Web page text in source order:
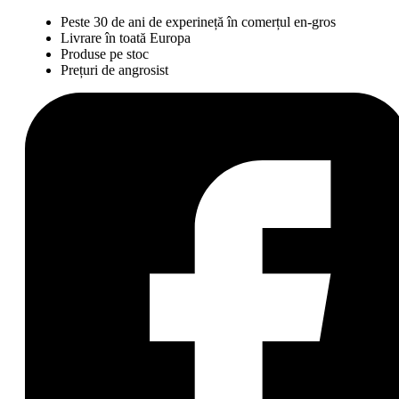
Peste 30 de ani de experineță în comerțul en-gros
Livrare în toată Europa
Produse pe stoc
Prețuri de angrosist